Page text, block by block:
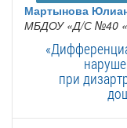
Мартынова
МБДОУ «Д/С №40
при